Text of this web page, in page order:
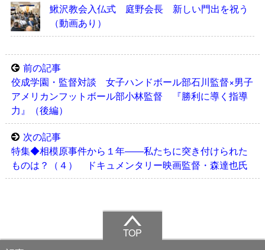
鰍沢教会入仏式 庭野会長 新しい門出を祝う
（動画あり）
前の記事
佼成学園・監督対談 女子ハンドボール部石川監督×男子
アメリカンフットボール部小林監督 『勝利に導く指導
力』（後編）
次の記事
特集◆相模原事件から１年――私たちに突き付けられた
ものは？（４） ドキュメンタリー映画監督・森達也氏
TOP